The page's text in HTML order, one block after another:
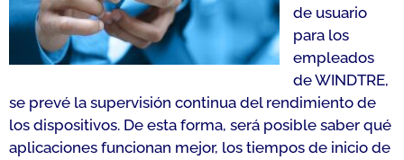
de usuario
para los
empleados
de WINDTRE,
se prevé la supervisión continua del rendimiento de
los dispositivos. De esta forma, será posible saber qué
aplicaciones funcionan mejor, los tiempos de inicio de